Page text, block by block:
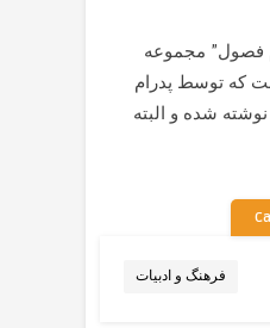
فصول” مجموعه
که توسط پدرام
شده و البته
فرهنگ و ادبیات